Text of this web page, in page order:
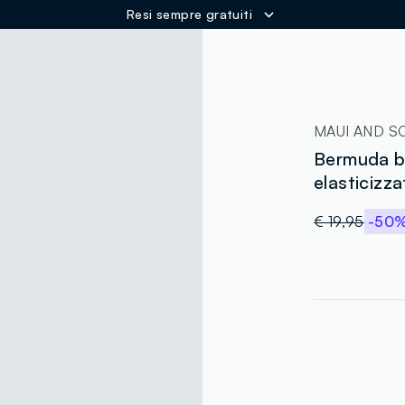
Resi sempre gratuiti
MAUI AND
Bermuda
€ 19,95 -